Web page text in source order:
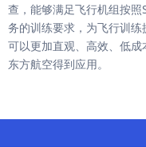
查，能够满足飞行机组按
务的训练要求，为飞行训
可以更加直观、高效、低
东方航空得到应用。